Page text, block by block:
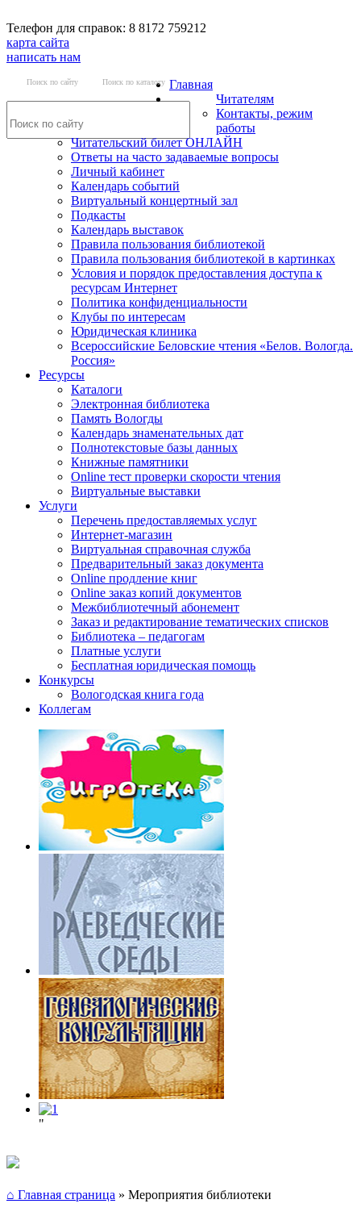
Телефон для справок: 8 8172 759212
карта сайта
написать нам
Поиск по сайту Поиск по каталогу Главная
Читателям
Контакты, режим
работы
Читательский билет ОНЛАЙН
Ответы на часто задаваемые вопросы
Личный кабинет
Календарь событий
Виртуальный концертный зал
Подкасты
Календарь выставок
Правила пользования библиотекой
Правила пользования библиотекой в картинках
Условия и порядок предоставления доступа к
ресурсам Интернет
Политика конфиденциальности
Клубы по интересам
Юридическая клиника
Всероссийские Беловские чтения «Белов. Вологда.
Россия»
Ресурсы
Каталоги
Электронная библиотека
Память Вологды
Календарь знаменательных дат
Полнотекстовые базы данных
Книжные памятники
Online тест проверки скорости чтения
Виртуальные выставки
Услуги
Перечень предоставляемых услуг
Интернет-магазин
Виртуальная справочная служба
Предварительный заказ документа
Online продление книг
Online заказ копий документов
Межбиблиотечный абонемент
Заказ и редактирование тематических списков
Библиотека – педагогам
Платные услуги
Бесплатная юридическая помощь
Конкурсы
Вологодская книга года
Коллегам
"
⌂ Главная страница » Мероприятия библиотеки